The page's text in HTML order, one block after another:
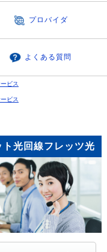
プロバイダ
よくある質問
ビス
ビス
光回線フレッツ光